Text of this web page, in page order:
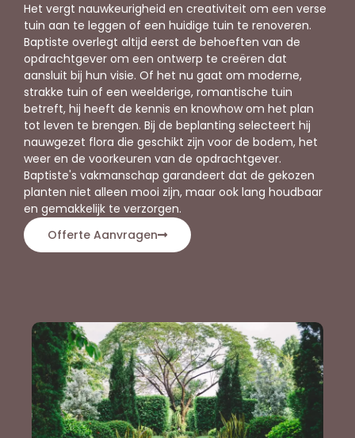
Het vergt nauwkeurigheid en creativiteit om een verse
tuin aan te leggen of een huidige tuin te renoveren.
Baptiste overlegt altijd eerst de behoeften van de
opdrachtgever om een ontwerp te creëren dat
aansluit bij hun visie. Of het nu gaat om moderne,
strakke tuin of een weelderige, romantische tuin
betreft, hij heeft de kennis en knowhow om het plan
tot leven te brengen. Bij de beplanting selecteert hij
nauwgezet flora die geschikt zijn voor de bodem, het
weer en de voorkeuren van de opdrachtgever.
Baptiste's vakmanschap garandeert dat de gekozen
planten niet alleen mooi zijn, maar ook lang houdbaar
en gemakkelijk te verzorgen.
Offerte Aanvragen